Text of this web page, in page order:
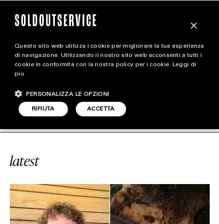
magazine
STYLE
FOOTWEAR
#GREUBEL FORSEY
latest
×
Questo sito web utilizza i cookie per migliorare la tua esperienza
di navigazione. Utilizzando il nostro sito web acconsenti a tutti i
cookie in conformità con la nostra policy per i cookie. Leggi di
più
ACCETTA
RIFIUTA
PERSONALIZZA LE OPZIONI